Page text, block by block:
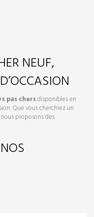
NEUF,
pas chersdisponibles en
Que vous cherchiez un
proposons des